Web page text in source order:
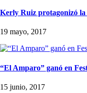
Kerly Ruiz protagonizó la
19 mayo, 2017
“El Amparo” ganó en
15 junio, 2017